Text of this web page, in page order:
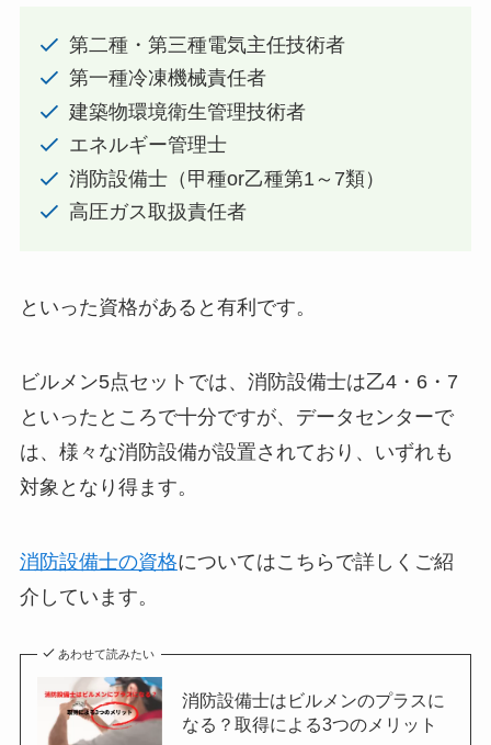
第二種・第三種電気主任技術者
第一種冷凍機械責任者
建築物環境衛生管理技術者
エネルギー管理士
消防設備士（甲種or乙種第1～7類）
高圧ガス取扱責任者
といった資格があると有利です。
ビルメン5点セットでは、消防設備士は乙4・6・7
といったところで十分ですが、データセンターで
は、様々な消防設備が設置されており、いずれも
対象となり得ます。
消防設備士の資格についてはこちらで詳しくご紹
介しています。
あわせて読みたい
消防設備士はビルメンのプラスに
なる？取得による3つのメリット